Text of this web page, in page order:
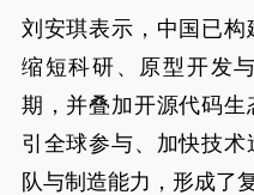
刘安琪表示，中国已
缩短科研、原型开发
期，并叠加开源代码
引全球参与、加快技
队与制造能力，形成了